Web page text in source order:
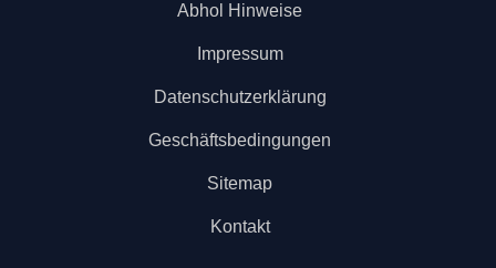
Abhol Hinweise
Impressum
Datenschutzerklärung
Geschäftsbedingungen
Sitemap
Kontakt